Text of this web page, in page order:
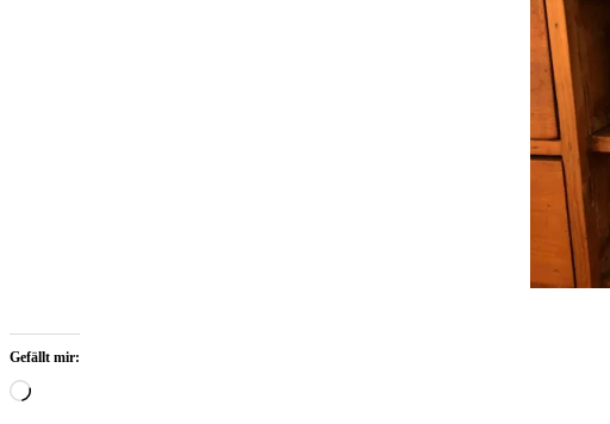
Gefällt mir:
Wird